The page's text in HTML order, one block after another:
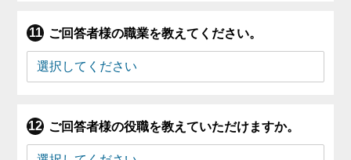
ご回答者様の職業を教えてください。
ご回答者様の役職を教えていただけますか。